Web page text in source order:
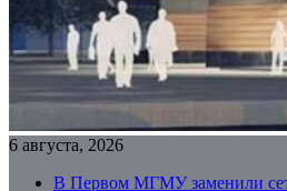
6 августа, 2026
В Первом МГМУ заменили